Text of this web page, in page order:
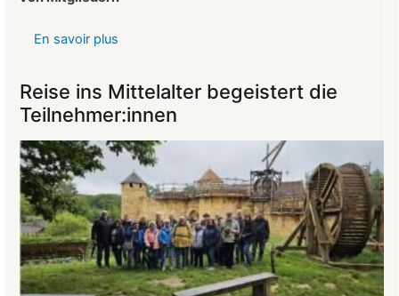
En savoir plus
der
Mitgliederversammlung
vom
26.03.2025
Reise ins Mittelalter begeistert die
Teilnehmer:innen